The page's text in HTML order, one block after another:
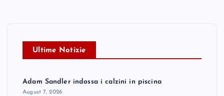
Ultime Notizie
Adam Sandler indossa i calzini in piscina
August 7, 2026